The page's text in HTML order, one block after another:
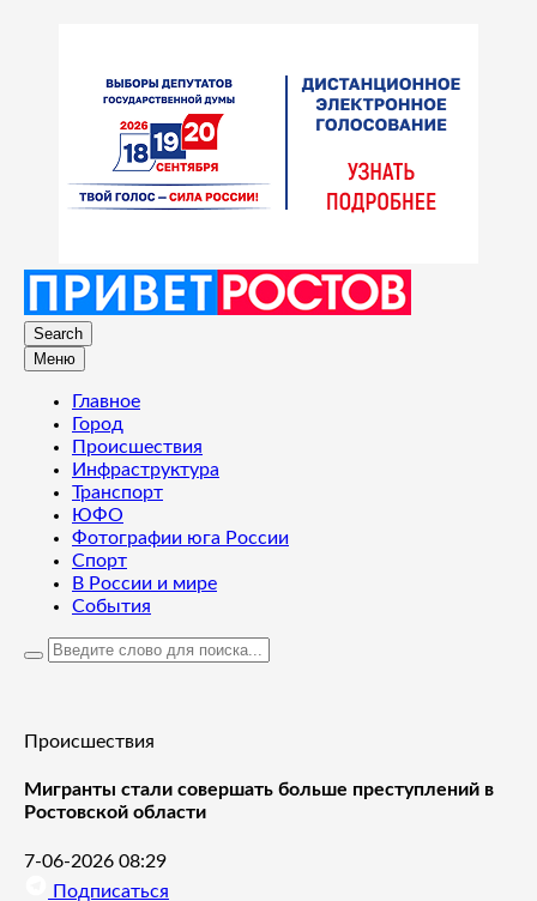
Search
Меню
Главное
Город
Происшествия
Инфраструктура
Транспорт
ЮФО
Фотографии юга России
Спорт
В России и мире
События
Происшествия
Мигранты стали совершать больше преступлений в
Ростовской области
7-06-2026 08:29
Подписаться